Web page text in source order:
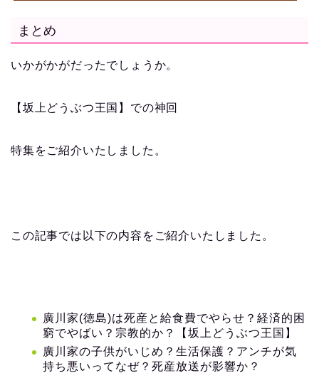
まとめ
いかがかがだったでしょうか。
【坂上どうぶつ王国】での神回
特集をご紹介いたしました。
この記事では以下の内容をご紹介いたしました。
廣川家(徳島)は死産と給食費でやらせ？経済的困
窮でやばい？宗教的か？【坂上どうぶつ王国】
廣川家の子供がいじめ？生活保護？アンチが気
持ち悪いってなぜ？死産放送が影響か？